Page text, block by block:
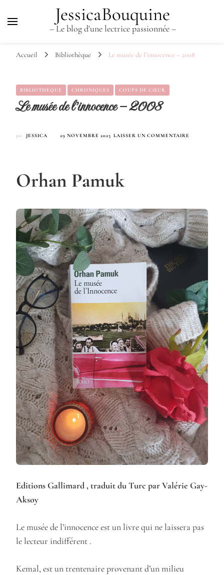
JessicaBouquine
– Le blog d'une lectrice passionnée –
Accueil Bibliothèque Le musée de l’innocence – 2008
BIBLIOTHÈQUE CHRONIQUES COUPS DE CŒUR
Le musée de l’innocence – 2008
par JESSICA 29 NOVEMBRE 2025 LAISSER UN COMMENTAIRE
Orhan Pamuk
Editions Gallimard , traduit du Turc par Valérie Gay-
Aksoy
Le musée de l’innocence est un livre qui ne laissera pas
le lecteur indifférent .
Kemal, est un trentenaire provenant d’un milieu